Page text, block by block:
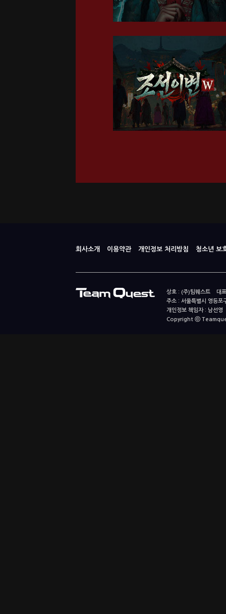
회사소개 이용약관 개인정보 처리방침 청소년 보
상호 : (주)팀퀘스트 대
주소 : 서울특별시 영등
개인정보 책임자 : 남
Copyright ⓒ